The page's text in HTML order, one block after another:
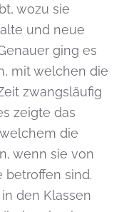
wozu sie
und neue
ging es
mit welchen die
zwangsläufig
zeigte das
die
wenn sie von
betroffen sind.
den Klassen